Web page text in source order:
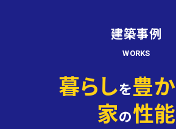
建築事例
WORKS
暮らしを豊か
家の性能